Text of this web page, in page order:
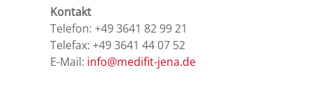
Kontakt
Telefon: +49 3641 82 99 21
Telefax: +49 3641 44 07 52
E-Mail: info@medifit-jena.de